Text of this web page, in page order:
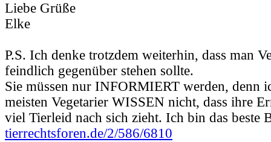
Liebe Grüße
Elke
P.S. Ich denke trotzdem weiterhin, dass man
feindlich gegenüber stehen sollte.
Sie müssen nur INFORMIERT werden, denn
meisten Vegetarier WISSEN nicht, dass ihre
viel Tierleid nach sich zieht. Ich bin das beste
tierrechtsforen.de/2/586/6810